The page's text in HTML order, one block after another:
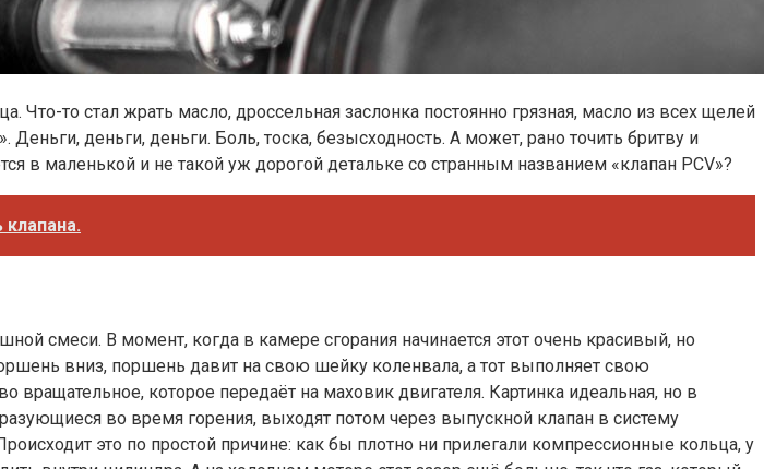
то стал жрать масло, дроссельная заслонка постоянно грязная, масло из всех щелей
деньги, деньги. Боль, тоска, безысходность. А может, рано точить бритву и
в маленькой и не такой уж дорогой детальке со странным названием «клапан PCV»?
смеси. В момент, когда в камере сгорания начинается этот очень красивый, но
вниз, поршень давит на свою шейку коленвала, а тот выполняет свою
которое передаёт на маховик двигателя. Картинка идеальная, но в
во время горения, выходят потом через выпускной клапан в систему
это по простой причине: как бы плотно ни прилегали компрессионные кольца, у